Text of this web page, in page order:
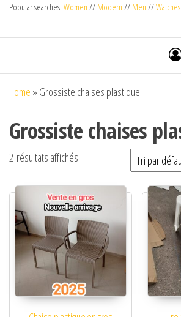
Popular searches: Women // Modern // Men //Watches
Home » Grossiste chaises plastique
Grossiste chaises
2 résultats affichés